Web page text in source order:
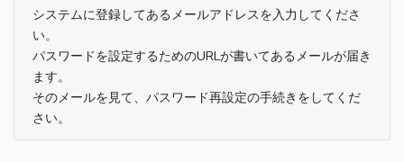
システムに登録してあるメールアドレスを入力してくださ
い。
パスワードを設定するためのURLが書いてあるメールが届き
ます。
そのメールを見て、パスワード再設定の手続きをしてくだ
さい。